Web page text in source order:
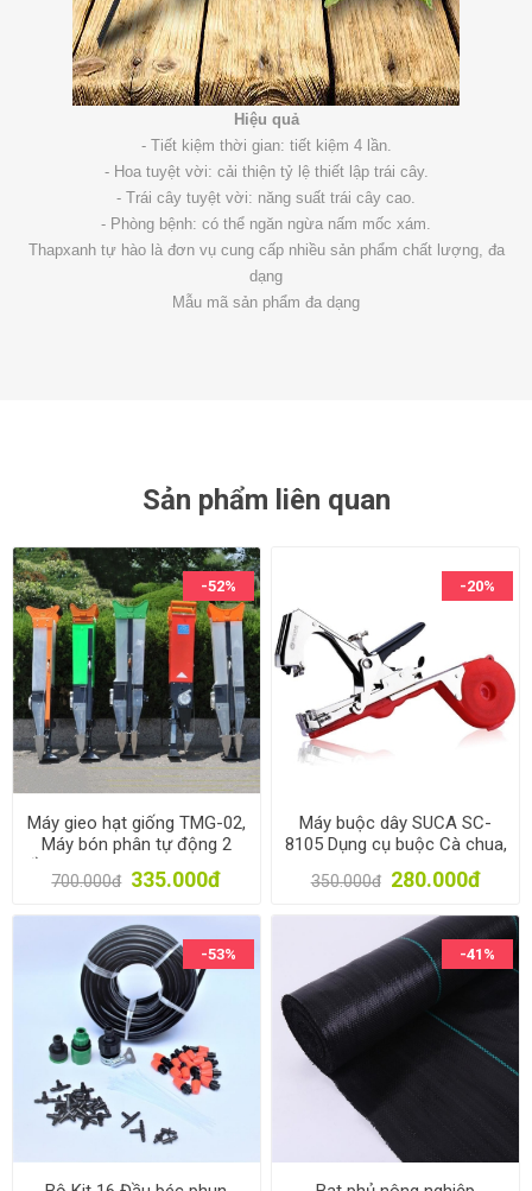
Hiệu quả
- Tiết kiệm thời gian: tiết kiệm 4 lần.
- Hoa tuyệt vời: cải thiện tỷ lệ thiết lập trái cây.
- Trái cây tuyệt vời: năng suất trái cây cao.
- Phòng bệnh: có thể ngăn ngừa nấm mốc xám.
Thapxanh tự hào là đơn vụ cung cấp nhiều sản phẩm chất lượng, đa
dạng
Mẫu mã sản phẩm đa dạng
Sản phẩm liên quan
-52%
Máy gieo hạt giống TMG-02,
Máy bón phân tự động 2
đầu ra, Dụng cụ gieo hạt bán
tự động, Gieo Ngô, Lạc, Đậu
700.000đ 335.000đ
-20%
Máy buộc dây SUCA SC-
8105 Dụng cụ buộc Cà chua,
Nho, Dưa leo, Dây leo Tape
tool, Buộc cây leo giàn
350.000đ 280.000đ
-53% -41%